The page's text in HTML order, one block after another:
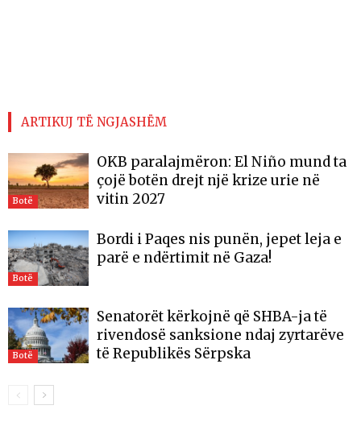
ARTIKUJ TË NGJASHËM
Botë
OKB paralajmëron: El Niño mund ta
çojë botën drejt një krize urie në
vitin 2027
Botë
Bordi i Paqes nis punën, jepet leja e
parë e ndërtimit në Gaza!
Botë
Senatorët kërkojnë që SHBA-ja të
rivendosë sanksione ndaj zyrtarëve
të Republikës Sërpska